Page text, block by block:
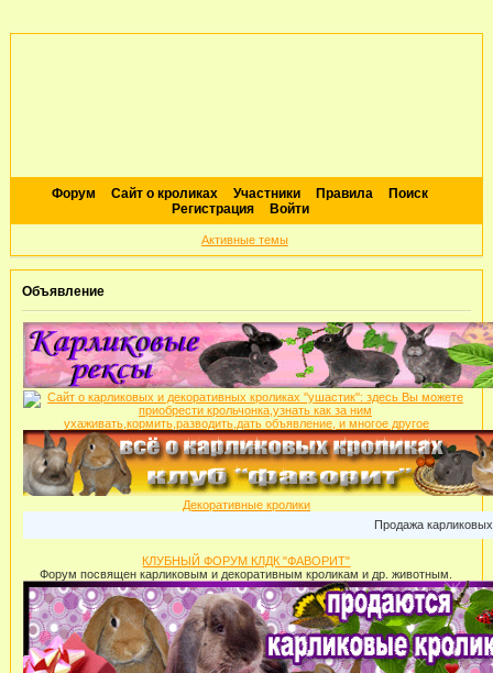
Форум Сайт о кроликах Участники Правила
Поиск
Регистрация
Войти
Активные темы
Объявление
Декоративные кролики
Продажа карликовых
КЛУБНЫЙ ФОРУМ КЛДК "ФАВОРИТ"
Форум посвящен карликовым и декоративным кроликам и др. животным.